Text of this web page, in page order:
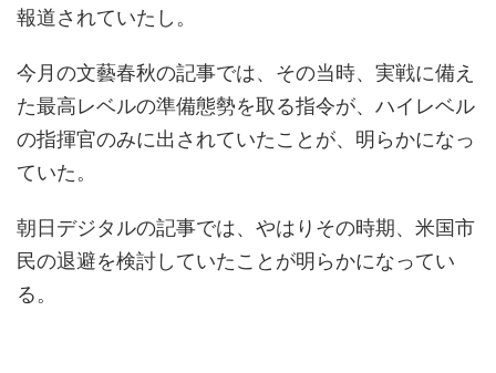
報道されていたし。
今月の文藝春秋の記事では、その当時、実戦に備え
た最高レベルの準備態勢を取る指令が、ハイレベル
の指揮官のみに出されていたことが、明らかになっ
ていた。
朝日デジタルの記事では、やはりその時期、米国市
民の退避を検討していたことが明らかになってい
る。